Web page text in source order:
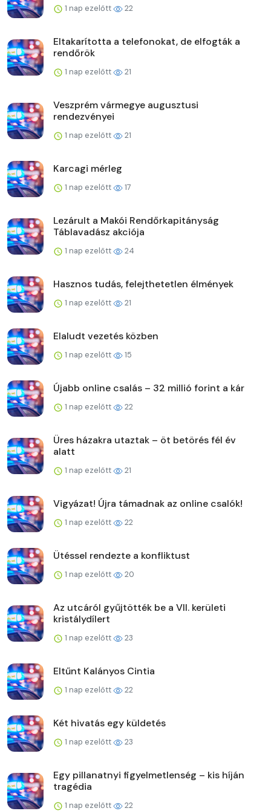
1 nap ezelőtt 22
Eltakarította a telefonokat, de elfogták a
rendőrök
1 nap ezelőtt 21
Veszprém vármegye augusztusi
rendezvényei
1 nap ezelőtt 21
Karcagi mérleg
1 nap ezelőtt 17
Lezárult a Makói Rendőrkapitányság
Táblavadász akciója
1 nap ezelőtt 24
Hasznos tudás, felejthetetlen élmények
1 nap ezelőtt 21
Elaludt vezetés közben
1 nap ezelőtt 15
Újabb online csalás – 32 millió forint a kár
1 nap ezelőtt 22
Üres házakra utaztak – öt betörés fél év
alatt
1 nap ezelőtt 21
Vigyázat! Újra támadnak az online csalók!
1 nap ezelőtt 22
Ütéssel rendezte a konfliktust
1 nap ezelőtt 20
Az utcáról gyűjtötték be a VII. kerületi
kristálydílert
1 nap ezelőtt 23
Eltűnt Kalányos Cintia
1 nap ezelőtt 22
Két hivatás egy küldetés
1 nap ezelőtt 23
Egy pillanatnyi figyelmetlenség – kis híján
tragédia
1 nap ezelőtt 22